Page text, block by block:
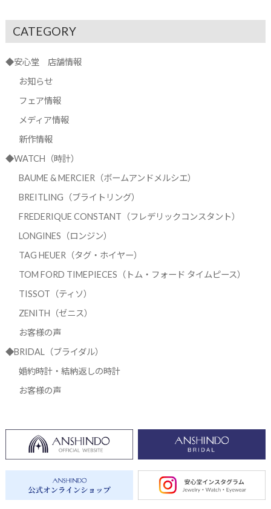
CATEGORY
◆安心堂 店舗情報
お知らせ
フェア情報
メディア情報
新作情報
◆WATCH（時計）
BAUME & MERCIER（ボームアンドメルシエ）
BREITLING（ブライトリング）
FREDERIQUE CONSTANT（フレデリックコンスタント）
LONGINES（ロンジン）
TAG HEUER（タグ・ホイヤー）
TOM FORD TIMEPIECES（トム・フォード タイムピース）
TISSOT（ティソ）
ZENITH（ゼニス）
お客様の声
◆BRIDAL（ブライダル）
婚約時計・結納返しの時計
お客様の声